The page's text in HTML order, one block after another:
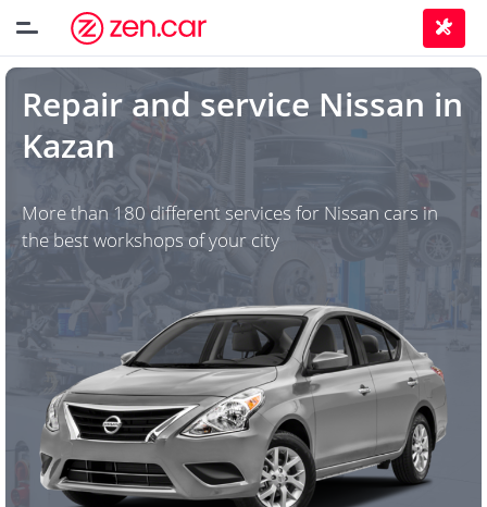
Repair and service Nissan in
Kazan
More than 180 different services for Nissan cars in
the best workshops of your city